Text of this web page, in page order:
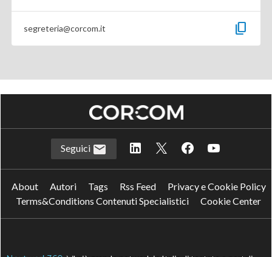
segreteria@corcom.it content_copy
Seguici
About Autori Tags Rss Feed
Privacy e Cookie Policy
Terms&Conditions Contenuti Specialistici
Cookie Center